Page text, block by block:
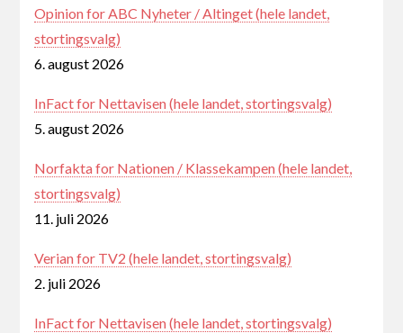
Opinion for ABC Nyheter / Altinget (hele landet,
stortingsvalg)
6. august 2026
InFact for Nettavisen (hele landet, stortingsvalg)
5. august 2026
Norfakta for Nationen / Klassekampen (hele landet,
stortingsvalg)
11. juli 2026
Verian for TV2 (hele landet, stortingsvalg)
2. juli 2026
InFact for Nettavisen (hele landet, stortingsvalg)